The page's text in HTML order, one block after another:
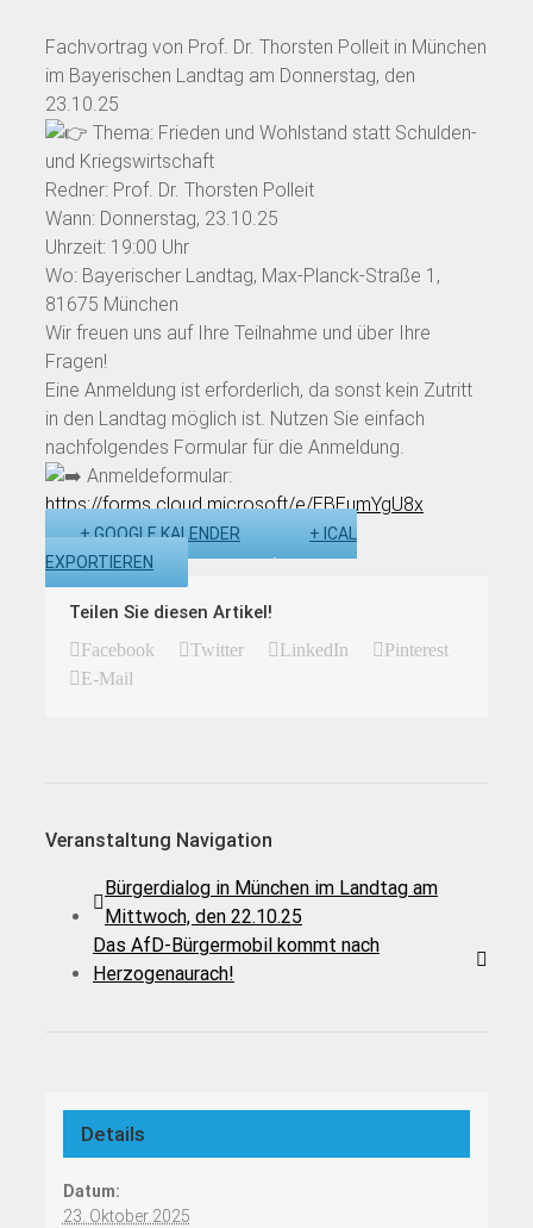
Fachvortrag von Prof. Dr. Thorsten Polleit in München
im Bayerischen Landtag am Donnerstag, den
23.10.25
Thema: Frieden und Wohlstand statt Schulden-
und Kriegswirtschaft
Redner: Prof. Dr. Thorsten Polleit
Wann: Donnerstag, 23.10.25
Uhrzeit: 19:00 Uhr
Wo: Bayerischer Landtag, Max-Planck-Straße 1,
81675 München
Wir freuen uns auf Ihre Teilnahme und über Ihre
Fragen!
Eine Anmeldung ist erforderlich, da sonst kein Zutritt
in den Landtag möglich ist. Nutzen Sie einfach
nachfolgendes Formular für die Anmeldung.
Anmeldeformular:
https://forms.cloud.microsoft/e/EBEumYgU8x
+ GOOGLE KALENDER
+ ICAL
EXPORTIEREN
Teilen Sie diesen Artikel!
Facebook Twitter LinkedIn
Pinterest
E-Mail
Veranstaltung Navigation
Bürgerdialog in München im Landtag am
Mittwoch, den 22.10.25
Das AfD-Bürgermobil kommt nach
Herzogenaurach!
Details
Datum:
23. Oktober 2025